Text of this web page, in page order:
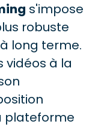
s'impose
robuste
long terme.
vidéos à la
plateforme